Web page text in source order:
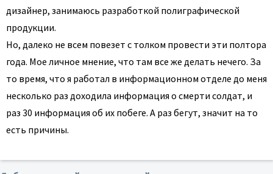
дизайнер, занимаюсь разработкой полиграфической
продукции.
Но, далеко не всем повезет с толком провести эти полтора
года. Мое личное мнение, что там все же делать нечего. За
то время, что я работал в информационном отделе до меня
несколько раз доходила информация о смерти солдат, и
раз 30 информация об их побеге. А раз бегут, значит на то
есть причины.